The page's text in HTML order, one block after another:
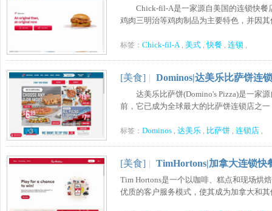
Chick-fil-A是一家源自美国的连锁快餐
鸡肉三明治等鸡肉制品为主要特色，并因
标签： Chick-fil-A, 美式 ,快餐 , 连锁 ,
[美食] | Dominos|达美乐比萨饼连
达美乐比萨饼(Domino's Pizza)是一家源
前，它已成为全球最大的比萨饼连锁店之
标签： Dominos , 达美乐 , 比萨饼 , 连锁店 ,
[美食] | TimHortons|加拿大连锁快
Tim Hortons是一个以咖啡、糕点和现场烘
优质的客户服务模式，使其成为加拿大和